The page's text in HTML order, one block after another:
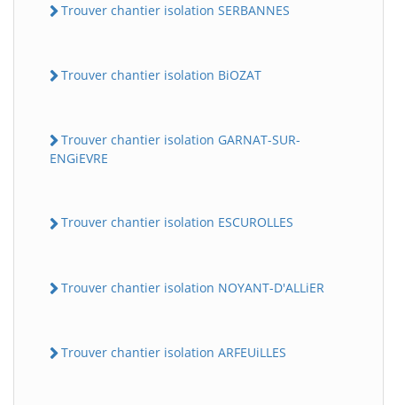
Trouver chantier isolation SERBANNES
Trouver chantier isolation BiOZAT
Trouver chantier isolation GARNAT-SUR-
ENGiEVRE
Trouver chantier isolation ESCUROLLES
Trouver chantier isolation NOYANT-D'ALLiER
Trouver chantier isolation ARFEUiLLES
B BatiWebPro